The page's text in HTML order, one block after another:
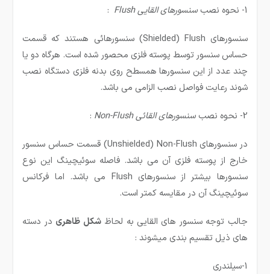
1- نحوه نصب سنسورهای القاییFlush
:
سنسورهای Shielded) Flush) سنسورهائی هستند که قسمت
حساس سنسور توسط پوسته فلزی محصور شده است. هرگاه دو یا
چند عدد از این سنسورها همسطح روی بدنه فلزی دستگاه نصب
شوند رعایت فواصل نصب الزامی می باشد.
2- نحوه نصب سنسورهای القائیNon-Flush
:
در سنسورهای Unshielded) Non-Flush) قسمت حساس سنسور
خارج از پوسته فلزی آن می باشد. فاصله سوئیچینگ این نوع
سنسورها بیشتر از سنسورهای Flush می باشد. اما فرکانس
سوئیچینگ آن در مقایسه کمتر است.
جالب توجه سنسور های القایی به لحاظشكل ظاهری در دسته
های ذیل تقسیم بندی میشوند :
1-سیلندری